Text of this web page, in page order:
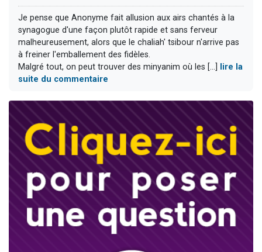
Je pense que Anonyme fait allusion aux airs chantés à la
synagogue d'une façon plutôt rapide et sans ferveur
malheureusement, alors que le chaliah' tsibour n'arrive pas
à freiner l'emballement des fidèles.
Malgré tout, on peut trouver des minyanim où les [...]
lire la
suite du commentaire